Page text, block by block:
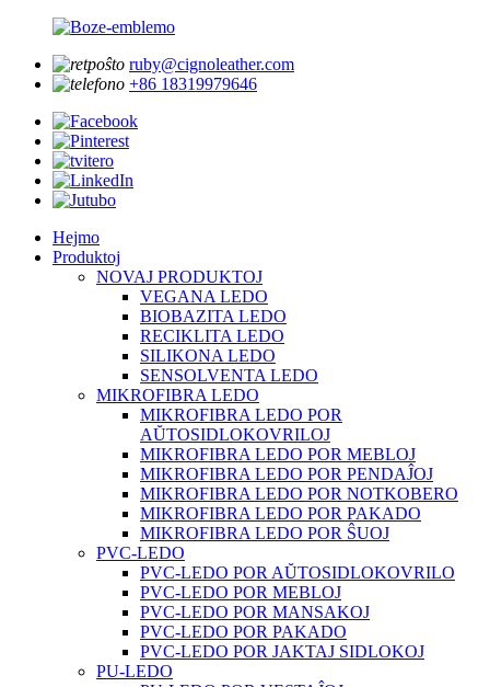
ruby@cignoleather.com
+86 18319979646
Hejmo
Produktoj
NOVAJ PRODUKTOJ
VEGANA LEDO
BIOBAZITA LEDO
RECIKLITA LEDO
SILIKONA LEDO
SENSOLVENTA LEDO
MIKROFIBRA LEDO
MIKROFIBRA LEDO POR
AŬTOSIDLOKOVRILOJ
MIKROFIBRA LEDO POR MEBLOJ
MIKROFIBRA LEDO POR PENDAĴOJ
MIKROFIBRA LEDO POR NOTKOBERO
MIKROFIBRA LEDO POR PAKADO
MIKROFIBRA LEDO POR ŜUOJ
PVC-LEDO
PVC-LEDO POR AŬTOSIDLOKOVRILO
PVC-LEDO POR MEBLOJ
PVC-LEDO POR MANSAKOJ
PVC-LEDO POR PAKADO
PVC-LEDO POR JAKTAJ SIDLOKOJ
PU-LEDO